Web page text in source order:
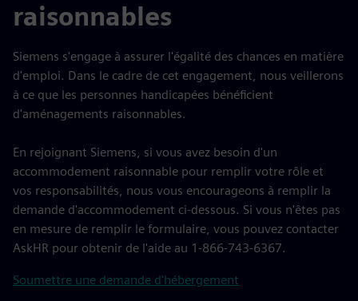
raisonnables
Siemens s'engage à assurer l'égalité des chances en matière
d'emploi. Dans le cadre de cet engagement, nous veillerons
à ce que les personnes handicapées bénéficient
d'aménagements raisonnables.
En rejoignant Siemens, si vous avez besoin d'un
accommodement raisonnable pour remplir votre rôle et
vos responsabilités, nous vous encourageons à remplir la
demande d'accommodement ci-dessous. Si vous n'êtes pas
en mesure de remplir le formulaire, vous pouvez contacter
AskHR pour obtenir de l'aide au 1-866-743-6367.
Soumettre une demande d'hébergement